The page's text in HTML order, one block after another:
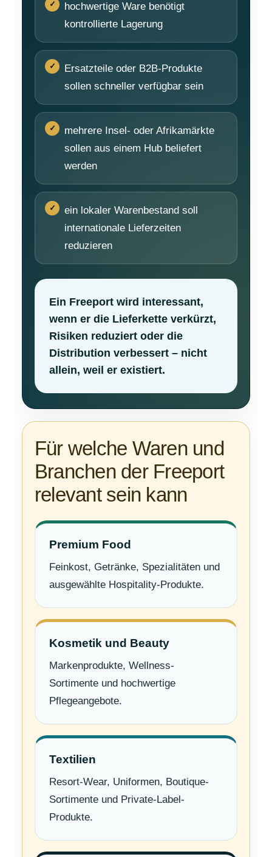
hochwertige Ware benötigt
kontrollierte Lagerung
Ersatzteile oder B2B-Produkte
sollen schneller verfügbar sein
mehrere Insel- oder Afrikamärkte
sollen aus einem Hub beliefert
werden
ein lokaler Warenbestand soll
internationale Lieferzeiten
reduzieren
Ein Freeport wird interessant,
wenn er die Lieferkette verkürzt,
Risiken reduziert oder die
Distribution verbessert – nicht
allein, weil er existiert.
Für welche Waren und
Branchen der Freeport
relevant sein kann
Premium Food
Feinkost, Getränke, Spezialitäten und
ausgewählte Hospitality-Produkte.
Kosmetik und Beauty
Markenprodukte, Wellness-
Sortimente und hochwertige
Pflegeangebote.
Textilien
Resort-Wear, Uniformen, Boutique-
Sortimente und Private-Label-
Produkte.